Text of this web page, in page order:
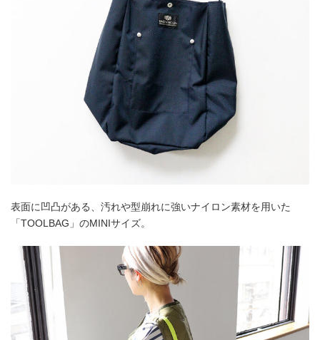
表面に凹凸がある、汚れや型崩れに強いナイロン素材を用いた
「TOOLBAG」のMINIサイズ。